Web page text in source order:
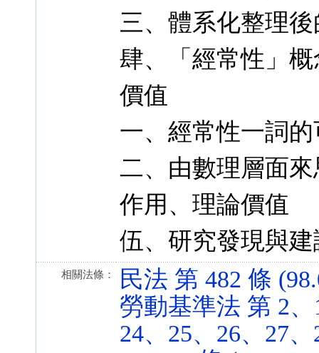
三、體系化整理
肆、「經常性」
價值
一、經常性一詞
二、由數理層面
作用、理論價值
伍、研究發現與建
相關法條：
民法 第 482 條
勞動基準法 第 2、
24、25、26、27